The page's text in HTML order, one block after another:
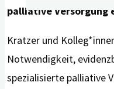
palliative Versorgung
Kratzer und
Notwendigkeit,
spezialisierte palliative